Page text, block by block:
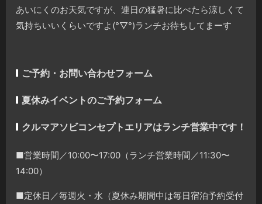
あいにくのお天気ですが、連日の猛暑に比べたら涼しくて
気持ちいいくらいですよ(°▽°)ランチお待ちしてまーす
ご予約・お問い合わせフォーム
夏休みイベントのご予約フォーム
クルマアソビコンセプトエリアはランチ営業中です！
■営業時間／10:00〜17:00（ランチ営業時間／11:30〜
14:00）
■定休日／毎週火・水（夏休み期間中は毎日宿泊予約受付